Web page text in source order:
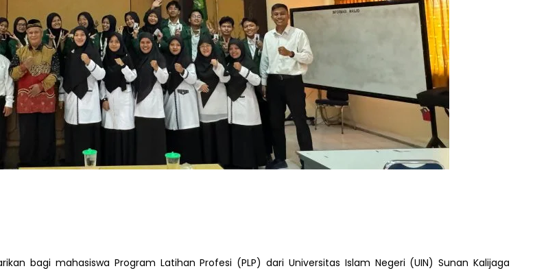
bagi mahasiswa Program Latihan Profesi (PLP) dari Universitas Islam Negeri (UIN) Sunan Kalijaga